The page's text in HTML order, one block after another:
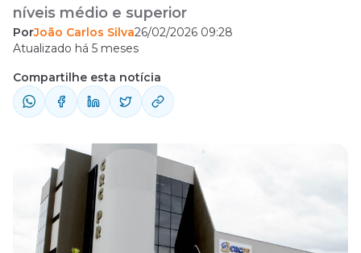
níveis médio e superior
PorJoão Carlos Silva26/02/2026 09:28
Atualizado há 5 meses
Compartilhe esta notícia